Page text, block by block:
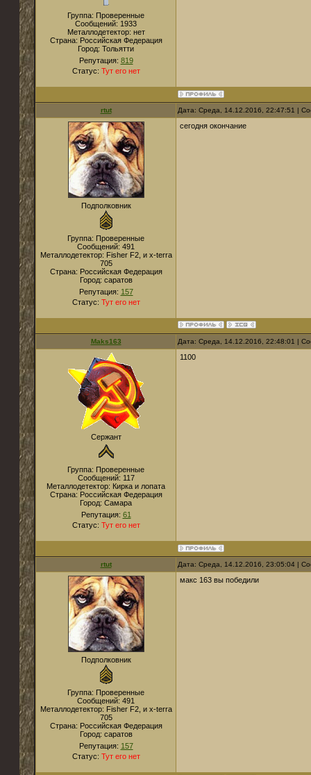
Группа: Проверенные
Сообщений: 1933
Металлодетектор: нет
Страна: Российская Федерация
Город: Тольятти
Репутация: 819
Статус: Тут его нет
rtut Дата: Среда, 14.12.2016, 22:47:51 |
Подполковник
Группа: Проверенные
Сообщений: 491
Металлодетектор: Fisher F2, и x-terra
705
Страна: Российская Федерация
Город: саратов
Репутация: 157
Статус: Тут его нет
сегодня окончание
Maks163 Дата: Среда, 14.12.2016, 22:48:01 |
Сержант
Группа: Проверенные
Сообщений: 117
Металлодетектор: Кирка и лопата
Страна: Российская Федерация
Город: Самара
Репутация: 61
Статус: Тут его нет
1100
rtut Дата: Среда, 14.12.2016, 23:05:04 |
Подполковник
Группа: Проверенные
Сообщений: 491
Металлодетектор: Fisher F2, и x-terra
705
Страна: Российская Федерация
Город: саратов
Репутация: 157
Статус: Тут его нет
макс 163 вы победили